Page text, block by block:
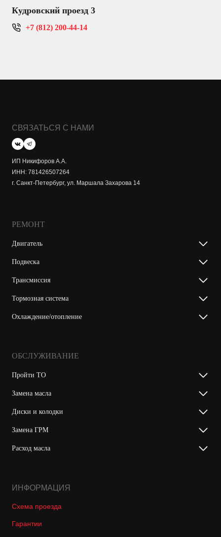
Кудровский проезд 3
+7 (812) 200-44-14
СВЯЗАТЬСЯ С НАМИ
ИП Никифоров А.А.
ИНН: 781426507264
г. Санкт-Петербург, ул. Маршала Захарова 14
РЕМОНТ
Двигатель
Подвеска
Трансмиссия
Тормозная система
Охлаждение/отопление
ОБСЛУЖИВАНИЕ
Пройти ТО
Замена масла
Диски и колодки
Замена ГРМ
Расход масла
ИНФОРМАЦИЯ
Схема проезда
Гарантии